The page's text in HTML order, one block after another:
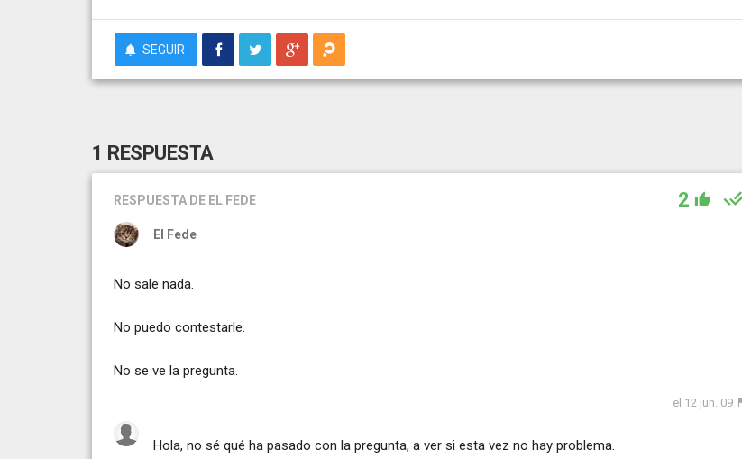
SEGUIR
1 RESPUESTA
RESPUESTA DE EL FEDE 2
El Fede
No sale nada.
No puedo contestarle.
No se ve la pregunta.
el 12 jun. 09
Hola, no sé qué ha pasado con la pregunta, a ver si esta vez no hay problema.